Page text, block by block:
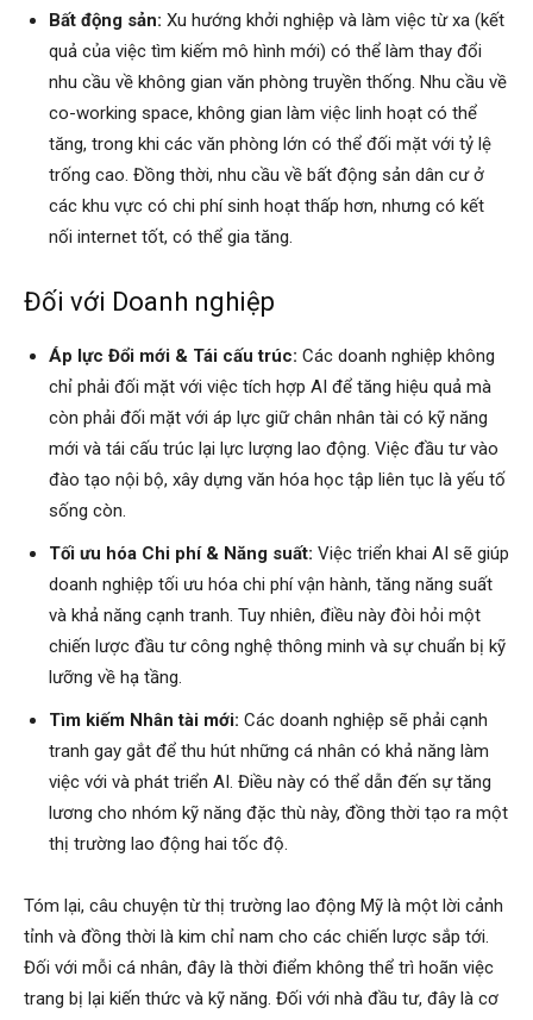
Bất động sản: Xu hướng khởi nghiệp và làm việc từ xa (kết
quả của việc tìm kiếm mô hình mới) có thể làm thay đổi
nhu cầu về không gian văn phòng truyền thống. Nhu cầu về
co-working space, không gian làm việc linh hoạt có thể
tăng, trong khi các văn phòng lớn có thể đối mặt với tỷ lệ
trống cao. Đồng thời, nhu cầu về bất động sản dân cư ở
các khu vực có chi phí sinh hoạt thấp hơn, nhưng có kết
nối internet tốt, có thể gia tăng.
Đối với Doanh nghiệp
Áp lực Đổi mới & Tái cấu trúc: Các doanh nghiệp không
chỉ phải đối mặt với việc tích hợp AI để tăng hiệu quả mà
còn phải đối mặt với áp lực giữ chân nhân tài có kỹ năng
mới và tái cấu trúc lại lực lượng lao động. Việc đầu tư vào
đào tạo nội bộ, xây dựng văn hóa học tập liên tục là yếu tố
sống còn.
Tối ưu hóa Chi phí & Năng suất: Việc triển khai AI sẽ giúp
doanh nghiệp tối ưu hóa chi phí vận hành, tăng năng suất
và khả năng cạnh tranh. Tuy nhiên, điều này đòi hỏi một
chiến lược đầu tư công nghệ thông minh và sự chuẩn bị kỹ
lưỡng về hạ tầng.
Tìm kiếm Nhân tài mới: Các doanh nghiệp sẽ phải cạnh
tranh gay gắt để thu hút những cá nhân có khả năng làm
việc với và phát triển AI. Điều này có thể dẫn đến sự tăng
lương cho nhóm kỹ năng đặc thù này, đồng thời tạo ra một
thị trường lao động hai tốc độ.
Tóm lại, câu chuyện từ thị trường lao động Mỹ là một lời cảnh
tỉnh và đồng thời là kim chỉ nam cho các chiến lược sắp tới.
Đối với mỗi cá nhân, đây là thời điểm không thể trì hoãn việc
trang bị lại kiến thức và kỹ năng. Đối với nhà đầu tư, đây là cơ